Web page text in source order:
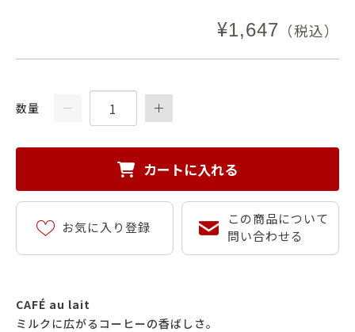
¥1,647 （税込）
数量
カートに入れる
お気に入り登録
この商品について
問い合わせる
CAFÉ au lait
ミルクに広がるコーヒーの香ばしさ。